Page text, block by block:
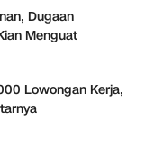
Dugaan
Menguat
Lowongan Kerja,